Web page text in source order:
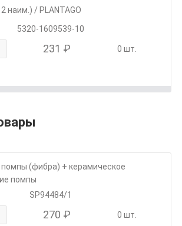
наим.) / PLANTAGO
5320-1609539-10
231 ₽ 0 шт.
(фибра) + керамическое
помпы
SP94484/1
270 ₽ 0 шт.